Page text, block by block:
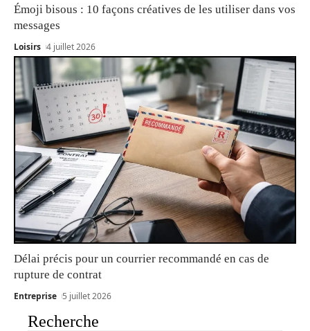
Émoji bisous : 10 façons créatives de les utiliser dans vos
messages
Loisirs 4 juillet 2026
Délai précis pour un courrier recommandé en cas de
rupture de contrat
Entreprise 5 juillet 2026
Recherche